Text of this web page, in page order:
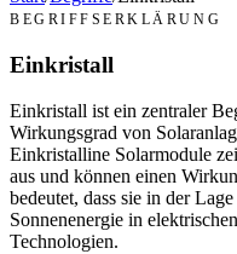
BEGRIFFSERKLÄRUNG
Einkristall
Einkristall ist ein zentraler
Wirkungsgrad von
Einkristalline Solarmodule
aus und können einen
bedeutet, dass sie in der
Sonnenenergie in
Technologien.